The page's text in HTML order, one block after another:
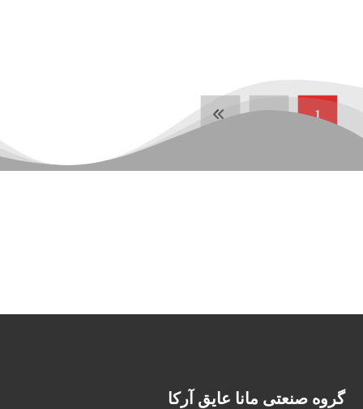
1
2
گروه صنعتی مانا عایق آرکا